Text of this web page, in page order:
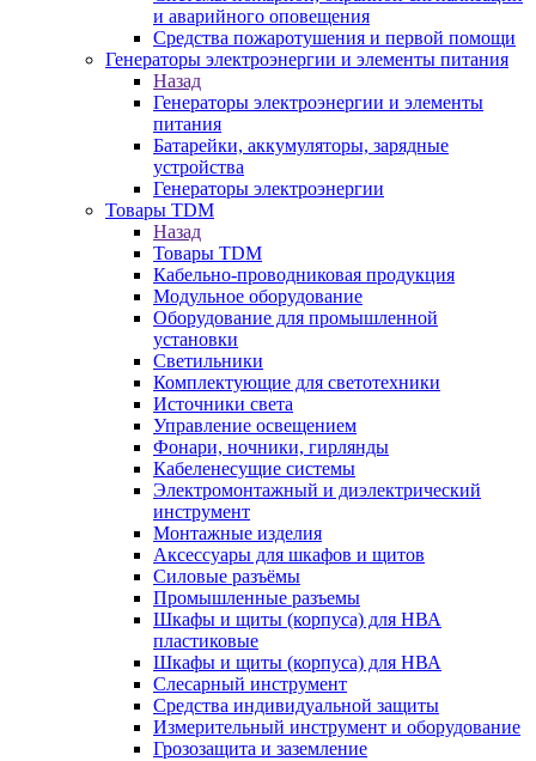
и аварийного оповещения
Средства пожаротушения и первой помощи
Генераторы электроэнергии и элементы питания
Назад
Генераторы электроэнергии и элементы
питания
Батарейки, аккумуляторы, зарядные
устройства
Генераторы электроэнергии
Товары TDM
Назад
Товары TDM
Кабельно-проводниковая продукция
Модульное оборудование
Оборудование для промышленной
установки
Светильники
Комплектующие для светотехники
Источники света
Управление освещением
Фонари, ночники, гирлянды
Кабеленесущие системы
Электромонтажный и диэлектрический
инструмент
Монтажные изделия
Аксессуары для шкафов и щитов
Силовые разъёмы
Промышленные разъемы
Шкафы и щиты (корпуса) для НВА
пластиковые
Шкафы и щиты (корпуса) для НВА
Слесарный инструмент
Средства индивидуальной защиты
Измерительный инструмент и оборудование
Грозозащита и заземление